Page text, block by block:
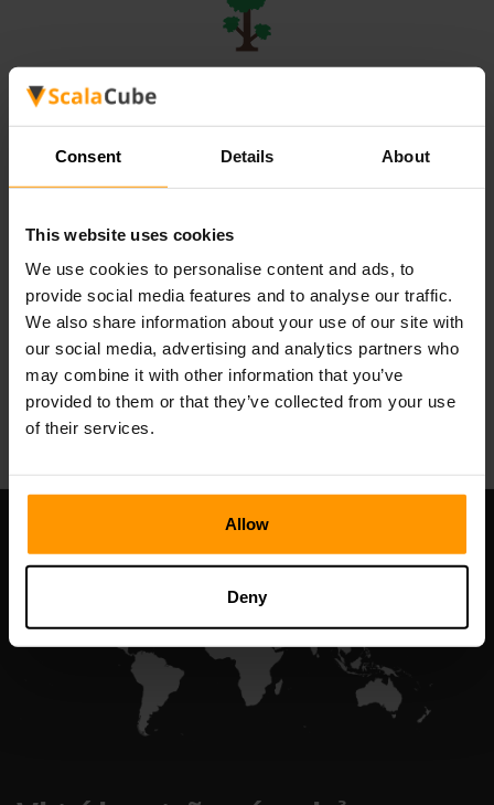
Consent Details About
This website uses cookies
We use cookies to personalise content and ads, to
provide social media features and to analyse our traffic.
We also share information about your use of our site with
our social media, advertising and analytics partners who
may combine it with other information that you’ve
provided to them or that they’ve collected from your use
of their services.
Allow
Deny
máy chủ lưu trữ
Valheim
máy chủ lưu trữ
All Games